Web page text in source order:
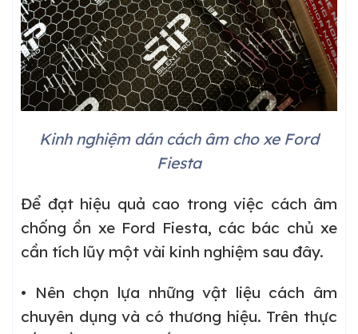
Kinh nghiệm dán cách âm cho xe Ford
Fiesta
Để đạt hiệu quả cao trong việc cách âm
chống ồn xe Ford Fiesta, các bác chủ xe
cần tích lũy một vài kinh nghiệm sau đây.
• Nên chọn lựa những vật liệu cách âm
chuyên dụng và có thương hiệu. Trên thực